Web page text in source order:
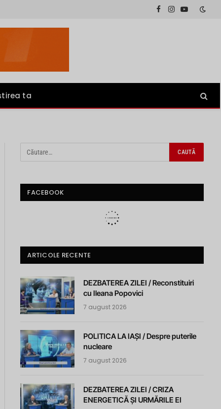
Facebook
InstagramYouTube
ta
FACEBOOK
ARTICOLE RECENTE
DEZBATEREA ZILEI / Reconstituiri
cu Ileana Popovici
7 august 2026
POLITICA LA IAȘI / Despre puterile
nucleare
7 august 2026
DEZBATEREA ZILEI / CRIZA
ENERGETICĂ ȘI URMĂRILE EI